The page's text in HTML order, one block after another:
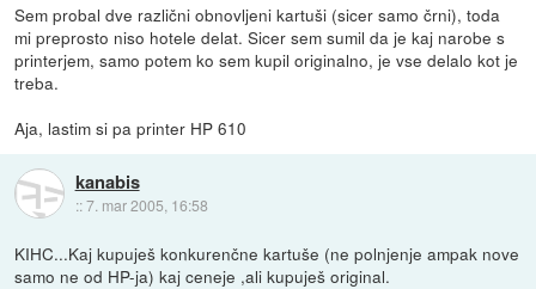
Sem probal dve različni obnovljeni kartuši (sicer samo črni), toda
mi preprosto niso hotele delat. Sicer sem sumil da je kaj narobe s
printerjem, samo potem ko sem kupil originalno, je vse delalo kot je
treba.
Aja, lastim si pa printer HP 610
kanabis
::7. mar 2005, 16:58
KIHC...Kaj kupuješ konkurenčne kartuše (ne polnjenje ampak nove
samo ne od HP-ja) kaj ceneje ,ali kupuješ original.